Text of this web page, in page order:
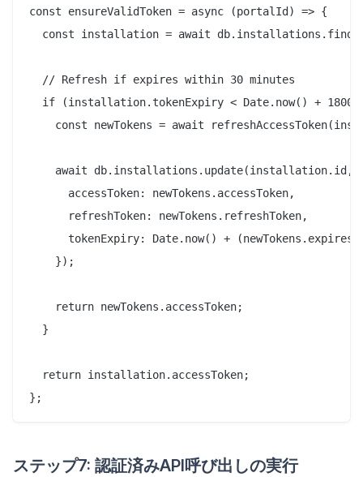
const ensureValidToken = async (portalId) => {
const installation = await
  // Refresh if expires within 30 minutes
if (installation.tokenExpiry < Date.now() +
const newTokens = await
await db.installations.update(installation.id,
      accessToken: newTokens.accessToken,
      refreshToken: newTokens.refreshToken,
tokenExpiry: Date.now() +
    });
    return newTokens.accessToken;
  }
  return installation.accessToken;
ステップ7: 認証済みAPI呼び出しの実行